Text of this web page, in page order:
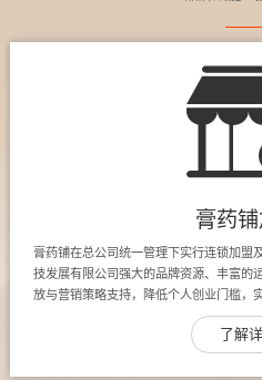
膏药
膏药铺在总公司统一管理下实行连锁加盟
技发展有限公司强大的品牌资源、丰富的
放与营销策略支持，降低个人创业门槛，
了解